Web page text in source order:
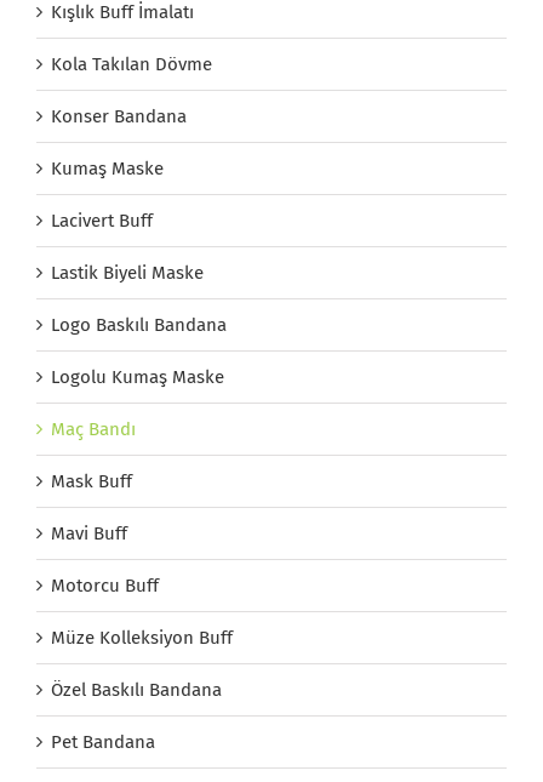
Kışlık Buff İmalatı
Kola Takılan Dövme
Konser Bandana
Kumaş Maske
Lacivert Buff
Lastik Biyeli Maske
Logo Baskılı Bandana
Logolu Kumaş Maske
Maç Bandı
Mask Buff
Mavi Buff
Motorcu Buff
Müze Kolleksiyon Buff
Özel Baskılı Bandana
Pet Bandana